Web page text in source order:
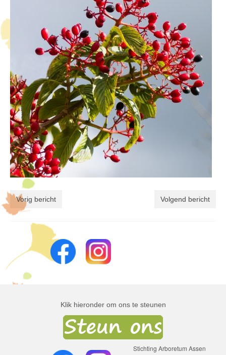
Vorig bericht Volgend bericht
Klik hieronder om ons te steunen
Stichting Arboretum Assen